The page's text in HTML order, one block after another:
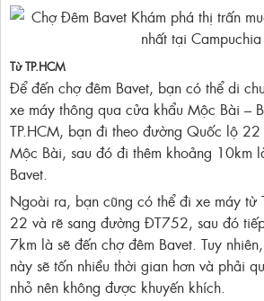
Từ TP.HCM
Để đến chợ đêm Bavet, bạn có thể di
xe máy thông qua cửa khẩu Mộc Bài –
TP.HCM, bạn đi theo đường Quốc lộ
Mộc Bài, sau đó đi thêm khoảng 10km
Bavet.
Ngoài ra, bạn cũng có thể đi xe máy từ
22 và rẽ sang đường ĐT752, sau đó
7km là sẽ đến chợ đêm Bavet. Tuy
này sẽ tốn nhiều thời gian hơn và phải
nhỏ nên không được khuyến khích.